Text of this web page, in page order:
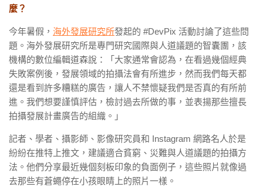
麼？
今年暑假， 海外發展研究所發起的 #DevPix 活動討論了這些問
題。海外發展研究所是專門研究國際與人道議題的智囊團，該
機構的數位編輯道森說：「大家通常會認為，在看過幾個經典
失敗案例後，發展領域的拍攝法會有所進步，然而我們每天都
還是看到許多糟糕的廣告，讓人不禁懷疑我們是否真的有所前
進。我們想要謹慎評估，檢討過去所做的事，並表揚那些擅長
拍攝發展計畫廣告的組織。」
記者、學者、攝影師、影像研究員和 Instagram 網路名人於是
紛紛在推特上推文，建議適合貧窮、災難與人道議題的拍攝方
法。他們分享最近幾個刻板印象的負面例子，這些照片就像過
去那些有蒼蠅停在小孩眼睛上的照片一樣。